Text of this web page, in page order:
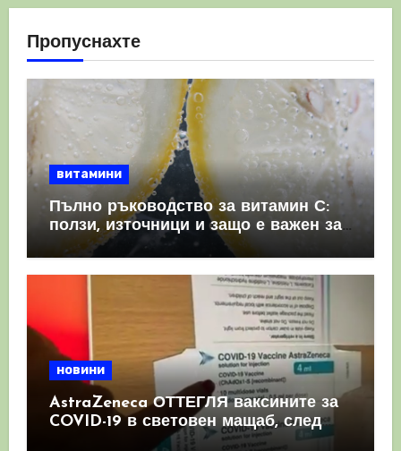
Пропуснахте
витамини
Пълно ръководство за витамин С:
ползи, източници и защо е важен за
имунната система
новини
AstraZeneca ОТТЕГЛЯ ваксините за
COVID-19 в световен мащаб, след
като призна, че те причиняват